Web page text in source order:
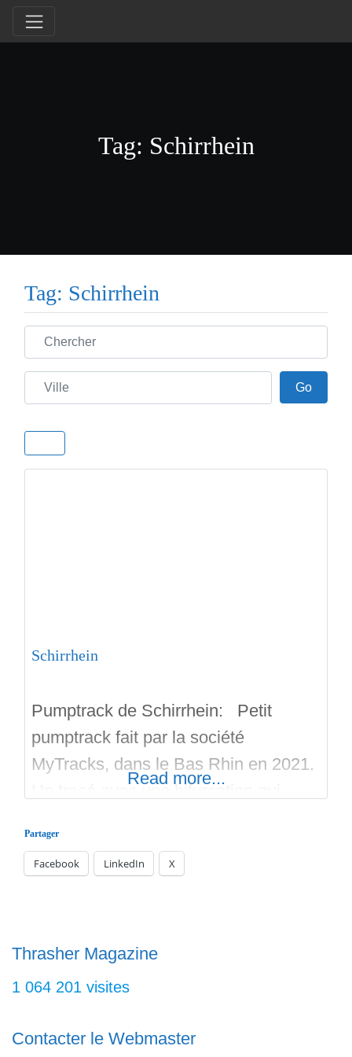
Tag: Schirrhein
Tag: Schirrhein
Chercher
Ville GoGo
Schirrhein
Pumptrack de Schirrhein: Petit
pumptrack fait par la société
MyTracks, dans le Bas Rhin en 2021.
Un tracé avec une bifurcation qui
table avec une barre à slide, ou alors
deux virages relevés. Le circuit est
la
Read more...
Partager
Facebook LinkedIn X
Thrasher Magazine
1 064 201 visites
Contacter le Webmaster